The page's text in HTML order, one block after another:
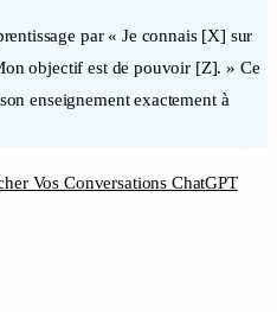
par « Je connais [X] sur
objectif est de pouvoir [Z]. » Ce
enseignement exactement à
Vos Conversations ChatGPT